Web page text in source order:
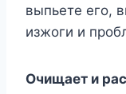
выпьете его,
изжоги и
Очищает и